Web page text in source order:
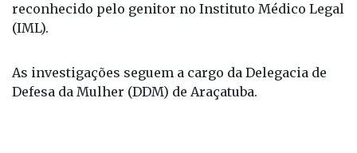
reconhecido pelo genitor no Instituto Médico Legal
(IML).
As investigações seguem a cargo da Delegacia de
Defesa da Mulher (DDM) de Araçatuba.